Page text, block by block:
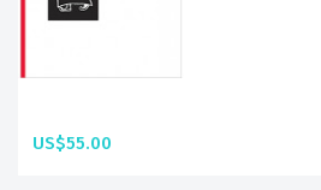
US$55.00